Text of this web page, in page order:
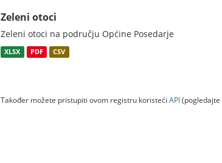
Zeleni otoci
Zeleni otoci na području Općine Posedarje
XLSX PDF CSV
Također možete pristupiti ovom registru koristeći API(pogledajte